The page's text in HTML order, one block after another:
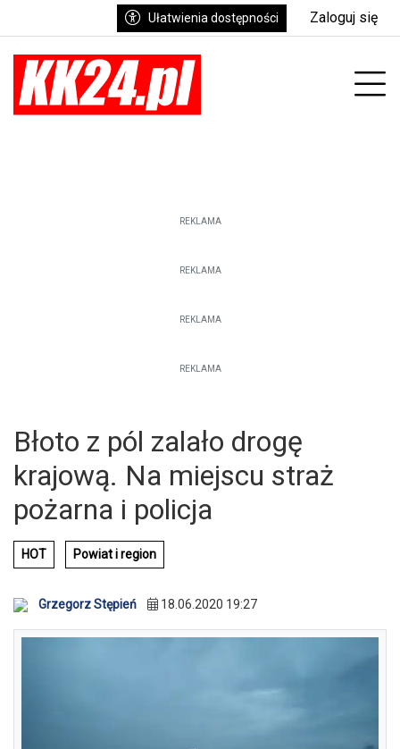
Ułatwienia dostępności Zaloguj się
REKLAMA
REKLAMA
REKLAMA
REKLAMA
Błoto z pól zalało drogę
krajową. Na miejscu straż
pożarna i policja
HOT Powiat i region
Grzegorz Stępień 18.06.2020 19:27